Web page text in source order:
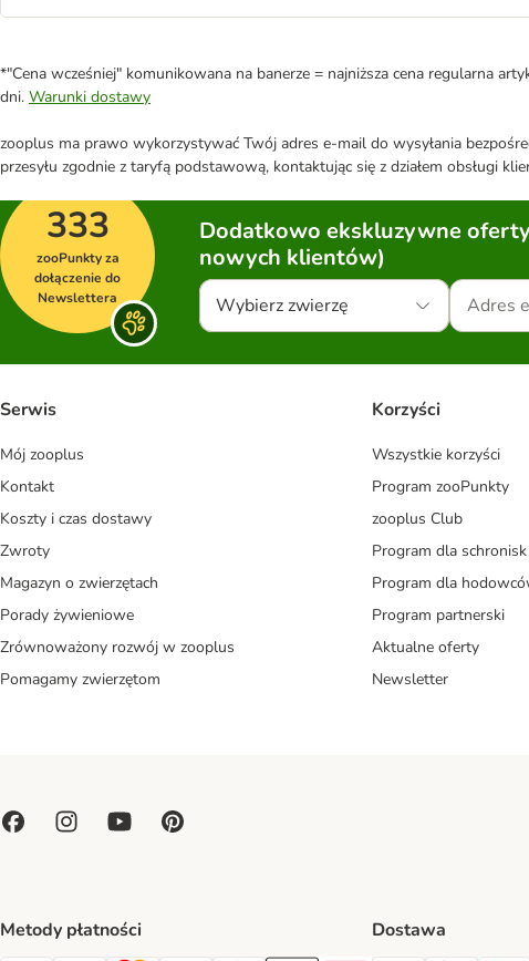
*"Cena wcześniej" komunikowana na banerze = najniższa cena regularna
dni. Warunki dostawy
zooplus ma prawo wykorzystywać Twój adres e-mail do wysyłania
przesyłu zgodnie z taryfą podstawową, kontaktując się z działem obsługi
333
zooPunkty za
dołączenie do
Newslettera
Dodatkowo ekskluzywne
nowych klientów)
Wybierz zwierzę
Serwis
Mój zooplus
Kontakt
Koszty i czas dostawy
Zwroty
Magazyn o zwierzętach
Porady żywieniowe
Zrównoważony rozwój w zooplus
Pomagamy zwierzętom
Korzyści
Wszystkie korzyści
Program zooPunkty
zooplus Club
Program dla schronisk
Program dla
Program partnerski
Aktualne oferty
Newsletter
Metody płatności Dostawa